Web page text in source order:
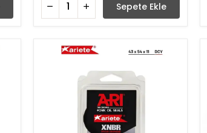
Sepete Ekle